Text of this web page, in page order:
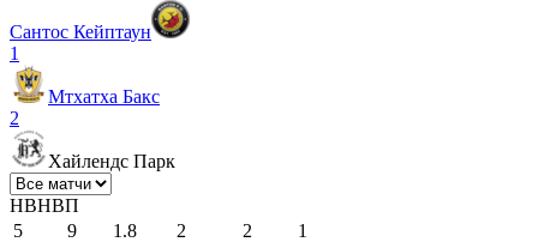
Сантос Кейптаун
1
Мтхатха Бакс
2
Хайлендс Парк
НВНВП
5
9 1.8 2 2
1